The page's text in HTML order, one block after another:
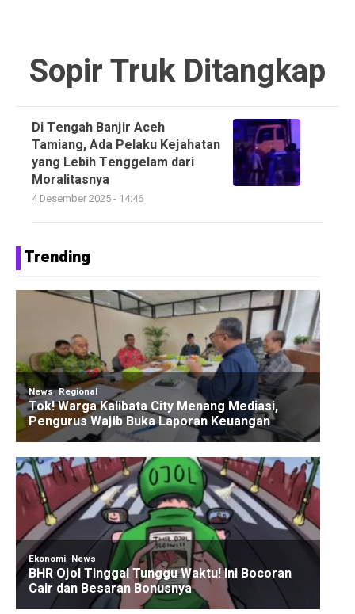
Sopir Truk Ditangkap
Di Tengah Banjir Aceh
Tamiang, Ada Pelaku Kejahatan
yang Lebih Tenggelam dari
Moralitasnya
4 Desember 2025 - 14:46
Trending